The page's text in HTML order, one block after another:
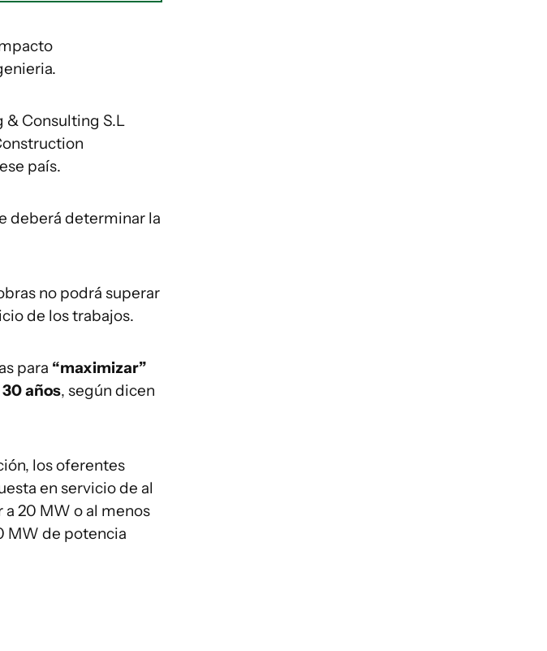
& Consulting S.L
país.
deberá determinar la
no podrá superar
de los trabajos.
para “maximizar”
años, según dicen
los oferentes
en servicio de al
20 MW o al menos
MW de potencia